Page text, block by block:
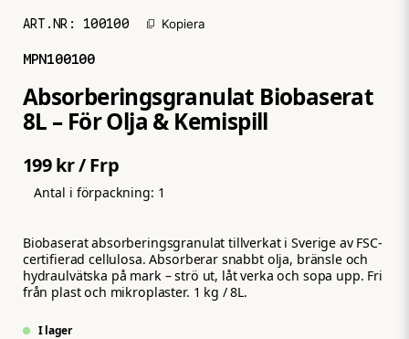
ART.NR: 100100 Kopiera
MPN100100
Absorberingsgranulat Biobaserat
8L – För Olja & Kemispill
199 kr/ Frp
Antal i förpackning: 1
Biobaserat absorberingsgranulat tillverkat i Sverige av FSC-
certifierad cellulosa. Absorberar snabbt olja, bränsle och
hydraulvätska på mark – strö ut, låt verka och sopa upp. Fri
från plast och mikroplaster. 1 kg / 8L.
I lager